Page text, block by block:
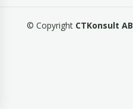
© Copyright CTKonsult AB